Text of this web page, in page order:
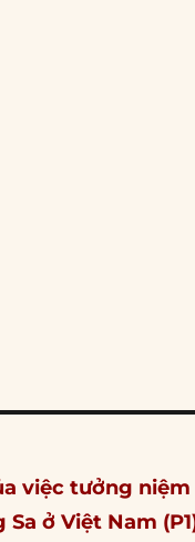
việc tưởng niệm
ở Việt Nam